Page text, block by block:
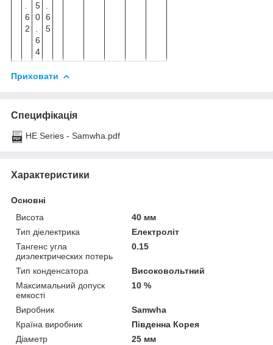
6
2
5
0
6
4
6
5
Приховати
Специфікація
HE Series - Samwha.pdf
Характеристики
Основні
Висота
40 мм
Тип діелектрика
Електроліт
Тангенс угла
диэлектрических потерь
0.15
Тип конденсатора
Високовольтний
Максимальний допуск
емкості
10 %
Виробник
Samwha
Країна виробник
Південна Корея
Діаметр
25 мм